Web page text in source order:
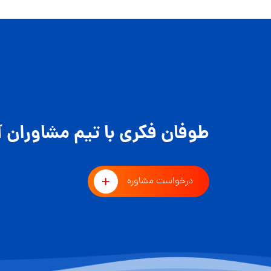
طوفان فکری با تیم مشاوران
درخواست مشاوره